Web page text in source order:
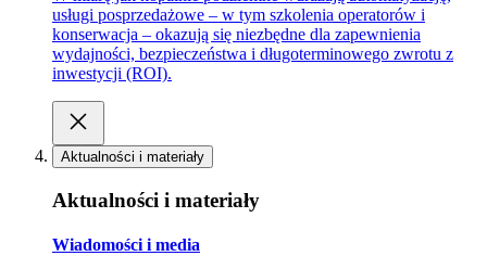
usługi posprzedażowe – w tym szkolenia operatorów i
konserwacja – okazują się niezbędne dla zapewnienia
wydajności, bezpieczeństwa i długoterminowego zwrotu z
inwestycji (ROI).
Aktualności i materiały
Aktualności i materiały
Wiadomości i media